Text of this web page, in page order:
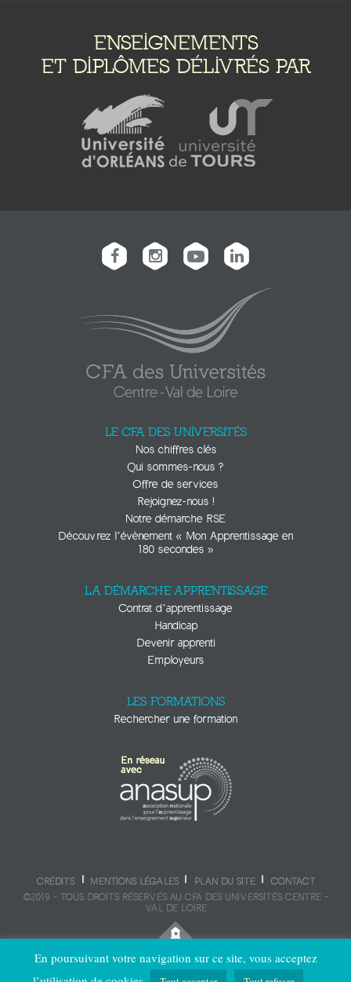
ENSEIGNEMENTS
ET DIPLÔMES DÉLIVRÉS PAR
LE CFA DES UNIVERSITÉS
Nos chiffres clés
Qui sommes-nous ?
Offre de services
Rejoignez-nous !
Notre démarche RSE
Découvrez l’évènement « Mon Apprentissage en
180 secondes »
LA DÉMARCHE APPRENTISSAGE
Contrat d’apprentissage
Handicap
Devenir apprenti
Employeurs
LES FORMATIONS
Rechercher une formation
CRÉDITS MENTIONS LÉGALES PLAN DU SITE
CONTACT
©2019 - TOUS DROITS RÉSERVÉS AU CFA DES UNIVERSITÉS CENTRE -
VAL DE LOIRE
En poursuivant votre navigation sur ce site, vous acceptez